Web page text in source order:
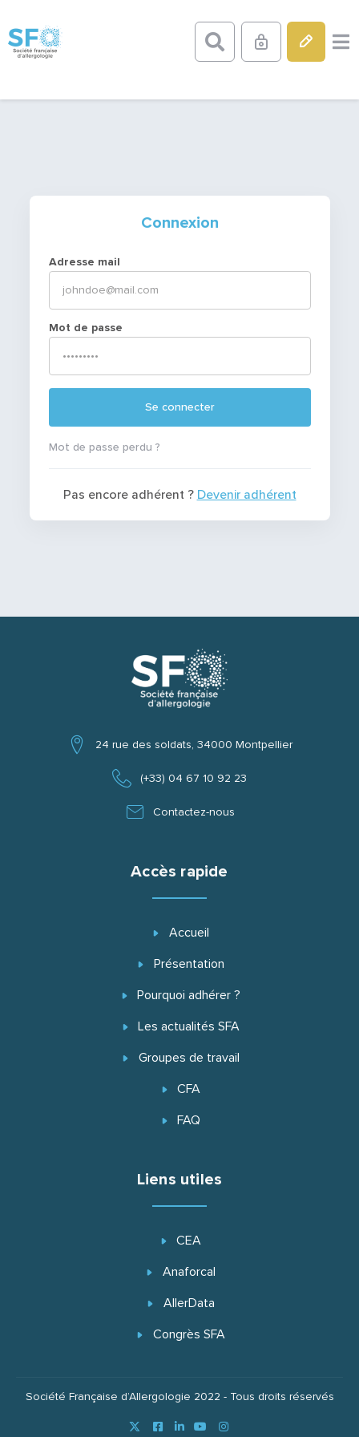
Connexion
Adresse mail
Mot de passe
Se connecter
Mot de passe perdu ?
Pas encore adhérent ? Devenir adhérent
24 rue des soldats, 34000 Montpellier
(+33) 04 67 10 92 23
Contactez-nous
Accès rapide
Accueil
Présentation
Pourquoi adhérer ?
Les actualités SFA
Groupes de travail
CFA
FAQ
Liens utiles
CEA
Anaforcal
AllerData
Congrès SFA
Société Française d’Allergologie 2022 - Tous droits réservés